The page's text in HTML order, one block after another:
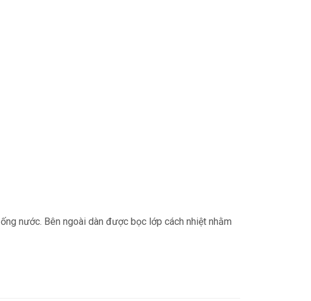
nước. Bên ngoài dàn được bọc lớp cách nhiệt nhằm